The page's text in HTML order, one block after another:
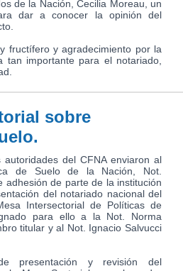
de la Nación, Cecilia Moreau, un
dar a conocer la opinión del
fructífero y agradecimiento por la
tan importante para el notariado,
sobre
del CFNA enviaron al
de Suelo de la Nación, Not.
adhesión de parte de la institución
del notariado nacional del
Intersectorial de Políticas de
para ello a la Not. Norma
titular y al Not. Ignacio Salvucci
presentación y revisión del